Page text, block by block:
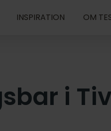
INSPIRATION OM
i